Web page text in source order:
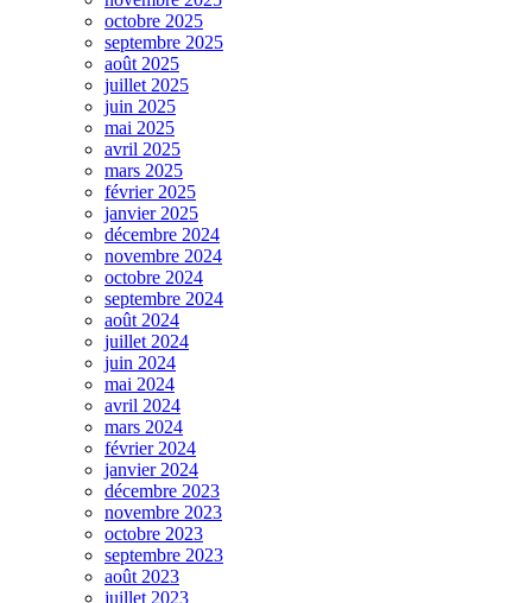
octobre 2025
septembre 2025
août 2025
juillet 2025
juin 2025
mai 2025
avril 2025
mars 2025
février 2025
janvier 2025
décembre 2024
novembre 2024
octobre 2024
septembre 2024
août 2024
juillet 2024
juin 2024
mai 2024
avril 2024
mars 2024
février 2024
janvier 2024
décembre 2023
novembre 2023
octobre 2023
septembre 2023
août 2023
juillet 2023